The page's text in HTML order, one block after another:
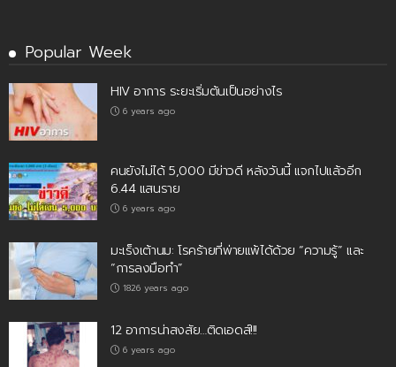
Popular Week
HIV อาการ ระยะเริ่มต้นเป็นอย่างไร
6 years ago
คนยังไม่ได้ 5,000 มีข่าวดี หลังวันนี้ แจกไปแล้วอีก
6.44 แสนราย
6 years ago
มะเร็งเต้านม: โรคร้ายที่พ่ายแพ้ได้ด้วย “ความรู้” และ
“การลงมือทำ”
1826 years ago
12 อาการน่าสงสัย…ติดเอดส์!!!
6 years ago